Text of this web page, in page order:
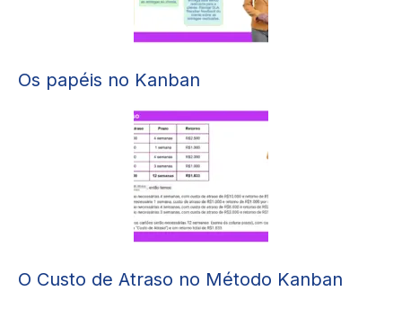
Os papéis no Kanban
O Custo de Atraso no Método Kanban